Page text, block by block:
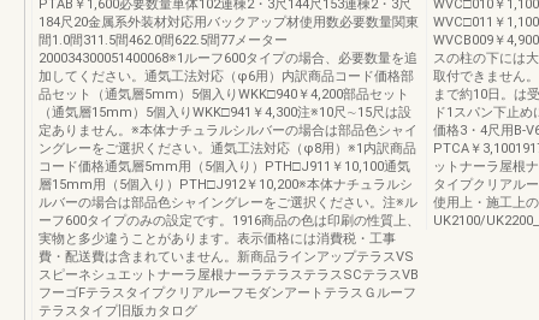
PTAB￥1,600必要数量単体102連棟2・3尺144尺153連棟2・3尺
184尺20金属系外装材対応用バックアップ材使用数必要数量関東
間1.0間311.5間462.0間622.5間77メーター
200034300051400068※1ルーフ600タイプの場合、必要数量を追
加してください。通気工法対応（φ6用）内訳商品コード価格部
品セット（通気層5mm）5個入りWKK□940￥4,200部品セット
（通気層15mm）5個入りWKK□941￥4,300注※10尺∼15尺は設
定ありません。※本体ナチュラルシルバーの場合は部品色シャイ
ングレーをご選択ください。通気工法対応（φ8用）※1内訳商品
コード価格通気層5mm用（5個入り）PTH□J911￥10,100通気
層15mm用（5個入り）PTH□J912￥10,200※本体ナチュラルシ
ルバーの場合は部品色シャイングレーをご選択ください。注※ル
ーフ600タイプのみの設定です。1916商品の色は印刷の性質上、
実物と多少違うことがあります。表示価格には消費税・工事
費・配送費は含まれていません。新商品ラインアップテラスVS
スピーネシュエットナーラ屋根ナーラテラステラスSCテラスVB
フーゴFテラスタイプクリアルーフモダンアートテラスＧルーフ
テラスタイプ旧版カタログ
WVC□010￥
WVC□011￥
WVCB009￥
スの柱の下には
取付できません
まで約10日。は
ド1スパン下止
価格3・4尺用B-
PTCA￥
ットナーラ屋根
タイプクリアル
使用上・施工上
UK2100/